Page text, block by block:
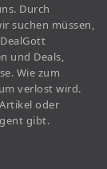
Durch
suchen müssen,
und Deals,
Wie zum
verlost wird.
oder
gibt.